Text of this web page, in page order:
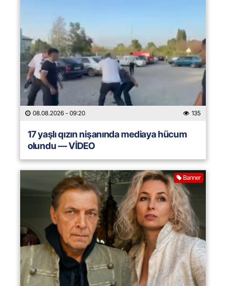
08.08.2026 - 09:20 135
17 yaşlı qızın nişanında mediaya hücum
olundu — VİDEO
Banner